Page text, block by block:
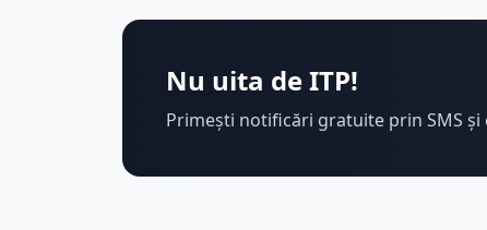
Nu uita de ITP!
Primești notificări gratuite prin SMS și